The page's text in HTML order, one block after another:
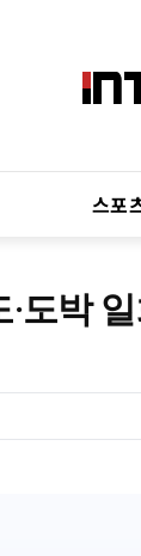
스포
도박